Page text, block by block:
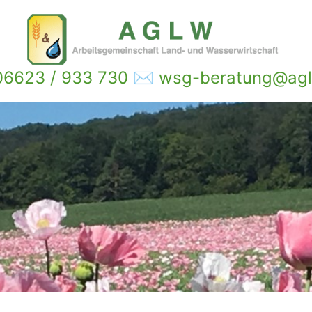
/ 933 730 ✉ wsg-